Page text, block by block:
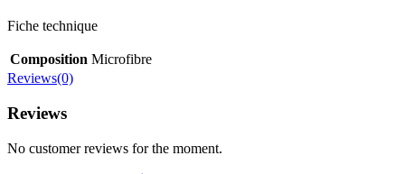
Fiche technique
Composition Microfibre
Reviews(0)
Reviews
No customer reviews for the moment.